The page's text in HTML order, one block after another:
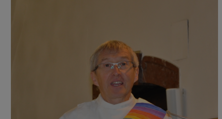
Personen
Pfarrer